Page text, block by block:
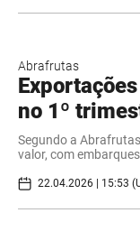
Abrafrutas
no 1º
Segundo a
valor, com
22.04.2026 | 15:53